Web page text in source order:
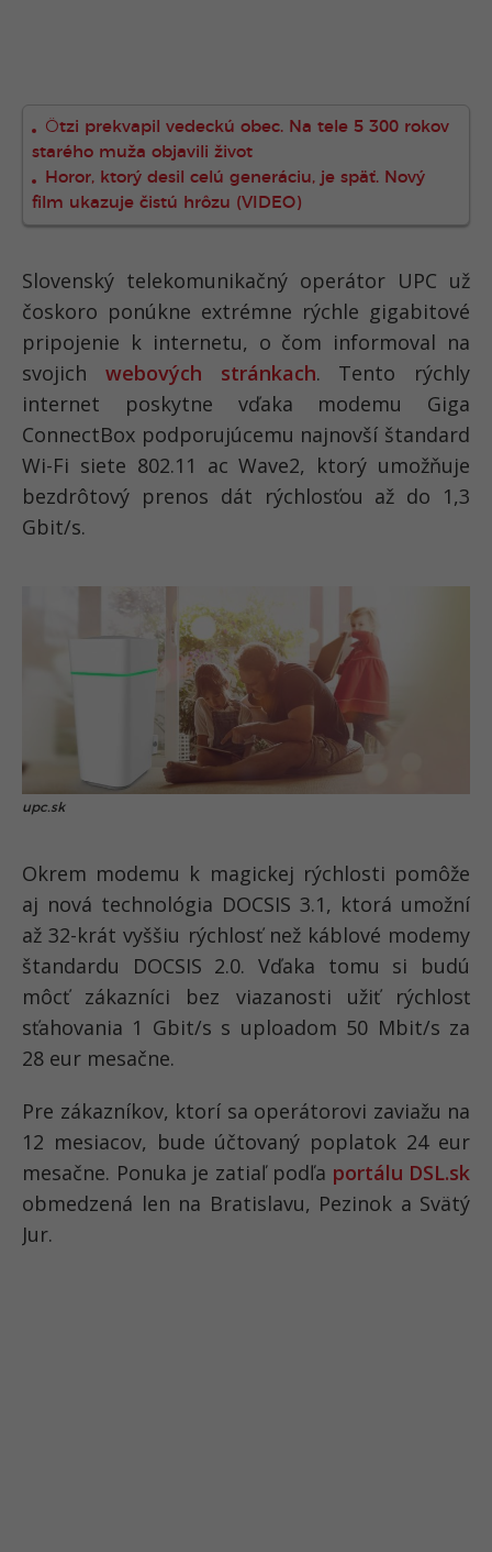
Ötzi prekvapil vedeckú obec. Na tele 5 300 rokov
starého muža objavili život
Horor, ktorý desil celú generáciu, je späť. Nový
film ukazuje čistú hrôzu (VIDEO)
Slovenský telekomunikačný operátor UPC už
čoskoro ponúkne extrémne rýchle gigabitové
pripojenie k internetu, o čom informoval na
svojich webových stránkach. Tento rýchly
internet poskytne vďaka modemu Giga
ConnectBox podporujúcemu najnovší štandard
Wi-Fi siete 802.11 ac Wave2, ktorý umožňuje
bezdrôtový prenos dát rýchlosťou až do 1,3
Gbit/s.
upc.sk
Okrem modemu k magickej rýchlosti pomôže
aj nová technológia DOCSIS 3.1, ktorá umožní
až 32-krát vyššiu rýchlosť než káblové modemy
štandardu DOCSIS 2.0. Vďaka tomu si budú
môcť zákazníci bez viazanosti užiť rýchlosť
sťahovania 1 Gbit/s s uploadom 50 Mbit/s za
28 eur mesačne.
Pre zákazníkov, ktorí sa operátorovi zaviažu na
12 mesiacov, bude účtovaný poplatok 24 eur
mesačne. Ponuka je zatiaľ podľa portálu DSL.sk
obmedzená len na Bratislavu, Pezinok a Svätý
Jur.